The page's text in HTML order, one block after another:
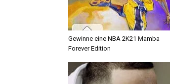
Gewinne eine NBA 2K21 Mamba
Forever Edition